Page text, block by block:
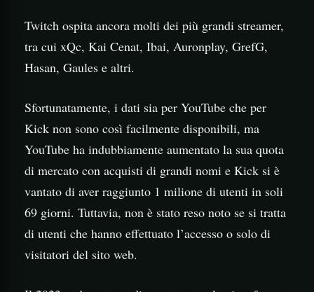
Twitch ospita ancora molti dei più grandi streamer,
tra cui xQc, Kai Cenat, Ibai, Auronplay, GrefG,
Hasan, Gaules e altri.
Sfortunatamente, i dati sia per YouTube che per
Kick non sono così facilmente disponibili, ma
YouTube ha indubbiamente aumentato la sua quota
di mercato con acquisti di grandi nomi e Kick si è
vantato di aver raggiunto 1 milione di utenti in soli
69 giorni. Tuttavia, non è stato reso noto se si tratta
di utenti che hanno effettuato l’accesso o solo di
visitatori del sito web.